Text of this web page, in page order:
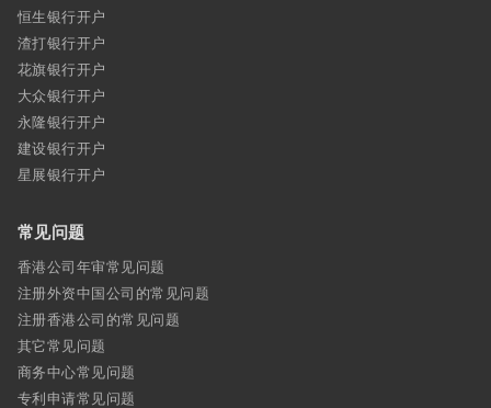
恒生银行开户
渣打银行开户
花旗银行开户
大众银行开户
永隆银行开户
建设银行开户
星展银行开户
常见问题
香港公司年审常见问题
注册外资中国公司的常见问题
注册香港公司的常见问题
其它常见问题
商务中心常见问题
专利申请常见问题